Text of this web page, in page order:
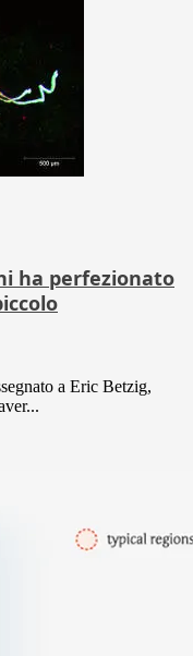
ha perfezionato
a Eric Betzig,